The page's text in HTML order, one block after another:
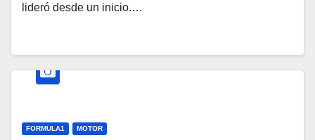
lideró desde un inicio.…
FORMULA1 MOTOR